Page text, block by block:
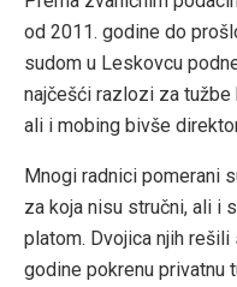
od 2011. godine do
sudom u Leskovcu
najčešći razlozi za
ali i mobing bivše
Mnogi radnici pomerani
za koja nisu stručni, ali i
platom. Dvojica njih
godine pokrenu privatnu